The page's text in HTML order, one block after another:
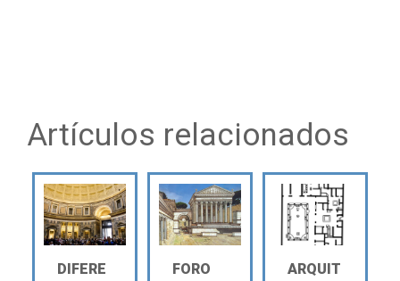
Artículos relacionados
DIFERE
FORO
ARQUIT